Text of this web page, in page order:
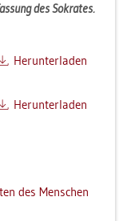
des So­kra­tes.
Her­un­ter­la­den
Her­un­ter­la­den
des Men­schen